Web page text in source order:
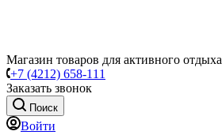
Магазин товаров для активного отдыха
+7 (4212) 658-111
Заказать звонок
Поиск
Войти